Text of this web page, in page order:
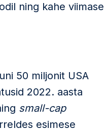
ning kahe viimase
50 miljonit USA
2022. aasta
small-cap
esimese